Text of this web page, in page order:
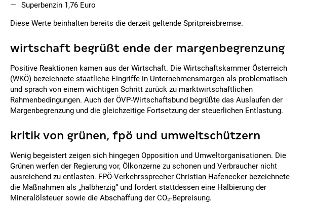
Superbenzin 1,76 Euro
Diese Werte beinhalten bereits die derzeit geltende Spritpreisbremse.
wirtschaft begrüßt ende der margenbegrenzung
Positive Reaktionen kamen aus der Wirtschaft. Die Wirtschaftskammer Österreich
(WKÖ) bezeichnete staatliche Eingriffe in Unternehmensmargen als problematisch
und sprach von einem wichtigen Schritt zurück zu marktwirtschaftlichen
Rahmenbedingungen. Auch der ÖVP-Wirtschaftsbund begrüßte das Auslaufen der
Margenbegrenzung und die gleichzeitige Fortsetzung der steuerlichen Entlastung.
kritik von grünen, fpö und umweltschützern
Wenig begeistert zeigen sich hingegen Opposition und Umweltorganisationen. Die
Grünen werfen der Regierung vor, Ölkonzerne zu schonen und Verbraucher nicht
ausreichend zu entlasten. FPÖ-Verkehrssprecher Christian Hafenecker bezeichnete
die Maßnahmen als „halbherzig“ und fordert stattdessen eine Halbierung der
Mineralölsteuer sowie die Abschaffung der CO₂-Bepreisung.